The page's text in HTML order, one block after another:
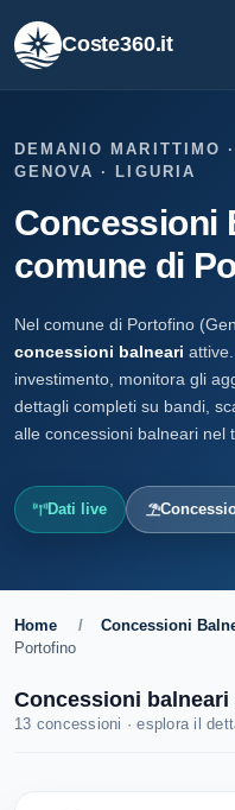
Coste360.it
DEMANIO MARITTIMO
GENOVA · LIGURIA
Concessioni
comune di
Nel comune di Portofino
concessioni balneari
investimento, monitora gli
dettagli completi su bandi,
alle concessioni balneari nel
Dati live
Home / Concessioni
Portofino
Concessioni
13 concessioni · esplora il